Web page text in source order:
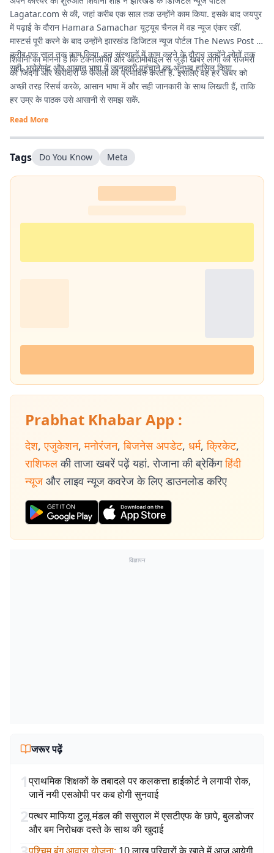
Lagatar.com से की, जहां करीब एक साल तक उन्होंने काम किया. इसके बाद जयपुर
में पढ़ाई के दौरान Hamara Samachar यूट्यूब चैनल में वह न्यूज एंकर रहीं.
मास्टर्स पूरी करने के बाद उन्होंने झारखंड डिजिटल न्यूज पोर्टल The News Post में
करीब एक साल तक काम किया. इन संस्थानों में काम करने के दौरान उन्होंने लोगों तक
सही, भरोसेमंद और आसान भाषा में जानकारी पहुंचाने का अनुभव हासिल किया.
शिवानी का मानना है कि टेक्नोलॉजी और ऑटोमोबाइल से जुड़ी खबरें लोगों की रोजमर्रा
की जिंदगी और खरीदारी के फैसलों को प्रभावित करती हैं. इसलिए वह हर खबर को
अच्छी तरह रिसर्च करके, आसान भाषा में और सही जानकारी के साथ लिखती हैं, ताकि
हर उम्र के पाठक उसे आसानी से समझ सकें.
Read More
Tags Do You Know Meta
Prabhat Khabar App :
देश, एजुकेशन, मनोरंजन, बिजनेस अपडेट, धर्म, क्रिकेट,
राशिफल की ताजा खबरें पढ़ें यहां. रोजाना की ब्रेकिंग हिंदी
न्यूज और लाइव न्यूज कवरेज के लिए डाउनलोड करिए
विज्ञापन
जरूर पढ़ें
1प्राथमिक शिक्षकों के तबादले पर कलकत्ता हाईकोर्ट ने लगायी रोक,
जानें नयी एसओपी पर कब होगी सुनवाई
2पत्थर माफिया टुलू मंडल की ससुराल में एसटीएफ के छापे, बुलडोजर
और बम निरोधक दस्ते के साथ की खुदाई